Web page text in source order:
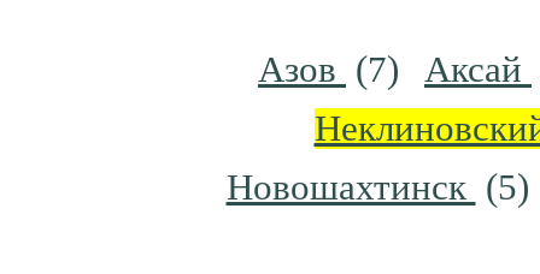
Азов (7) Аксай
Новошахтинск (5)